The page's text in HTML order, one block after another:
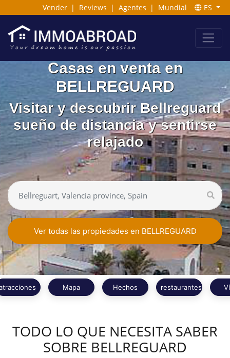
Vender | Reviews | Agentes | Mundial ES
Casas en venta en
BELLREGUARD
Visitar y descubrir Bellreguard
sueño de distancia y sentirse
relajado
Ver todas las propiedades en BELLREGUARD
Mapa Hechos restaurantes
TODO LO QUE NECESITA SABER
SOBRE BELLREGUARD